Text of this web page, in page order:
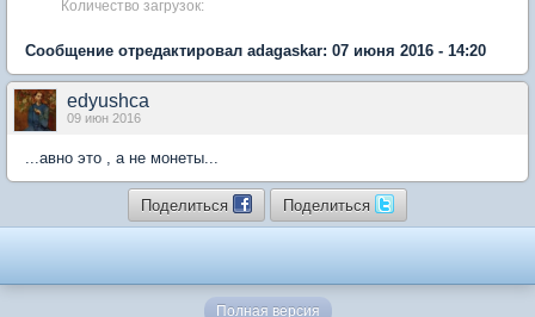
Количество загрузок:
Сообщение отредактировал adagaskar: 07 июня 2016 - 14:20
edyushca
09 июн 2016
...авно это , а не монеты...
Поделиться Поделиться
Полная версия